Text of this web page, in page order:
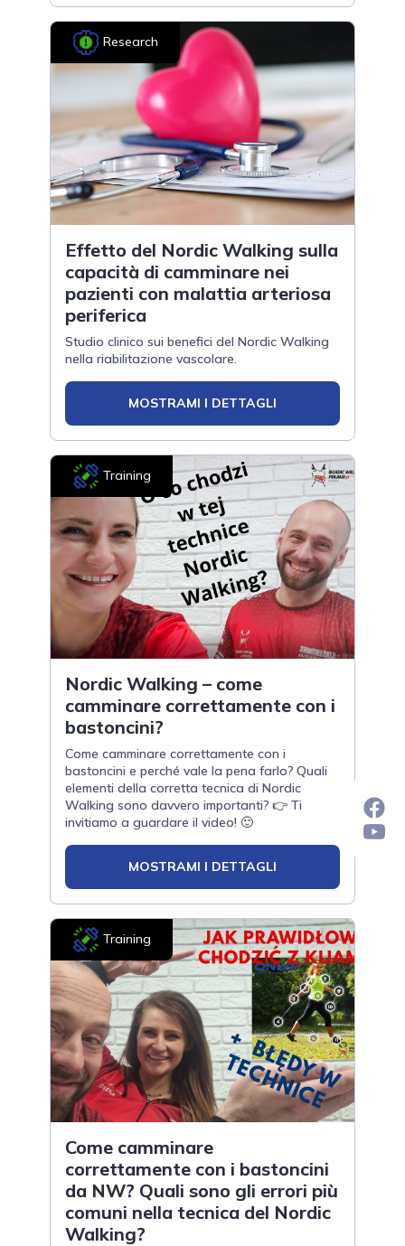
Research
Effetto del Nordic Walking sulla
capacità di camminare nei
pazienti con malattia arteriosa
periferica
Studio clinico sui benefici del Nordic Walking
nella riabilitazione vascolare.
MOSTRAMI I DETTAGLI
Training
Nordic Walking – come
camminare correttamente con i
bastoncini?
Come camminare correttamente con i
bastoncini e perché vale la pena farlo? Quali
elementi della corretta tecnica di Nordic
Walking sono davvero importanti? 👉 Ti
invitiamo a guardare il video! 🙂
MOSTRAMI I DETTAGLI
Training
Come camminare
correttamente con i bastoncini
da NW? Quali sono gli errori più
comuni nella tecnica del Nordic
Walking?